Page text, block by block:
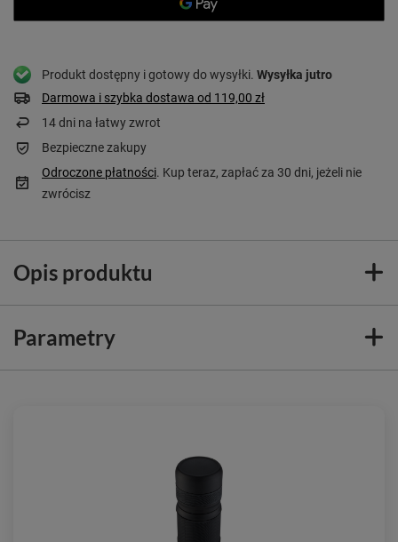
Produkt dostępny i gotowy do wysyłki Wysyłka jutro
Darmowa i szybka dostawa od 119,00 zł
14dni na łatwy zwrot
Bezpieczne zakupy
Odroczone płatności. Kup teraz, zapłać za 30 dni, jeżeli nie
zwrócisz
Opis produktu
Parametry